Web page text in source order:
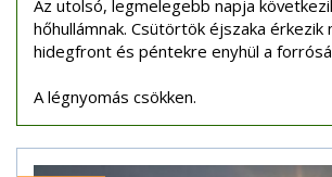
Az utolsó, legmelegebb napja
hőhullámnak. Csütörtök éjszaka érkezik
hidegfront és péntekre enyhül a
A légnyomás csökken.